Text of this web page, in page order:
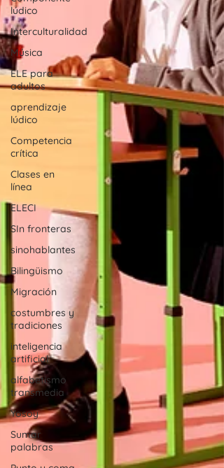
lúdico
Interculturalidad
Música
ELE para
adultos
aprendizaje
lúdico
Competencia
crítica
Clases en
línea
ELECI
SIn fronteras
sinohablantes
Bilingüismo
Migración
costumbres y
tradiciones
inteligencia
artificial
alfabetismo
transmedia
Yosoy
Sumar
palabras